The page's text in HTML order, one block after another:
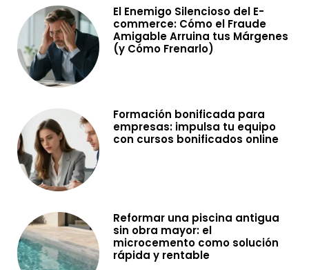
El Enemigo Silencioso del E-
commerce: Cómo el Fraude
Amigable Arruina tus Márgenes
(y Cómo Frenarlo)
Formación bonificada para
empresas: impulsa tu equipo
con cursos bonificados online
Reformar una piscina antigua
sin obra mayor: el
microcemento como solución
rápida y rentable